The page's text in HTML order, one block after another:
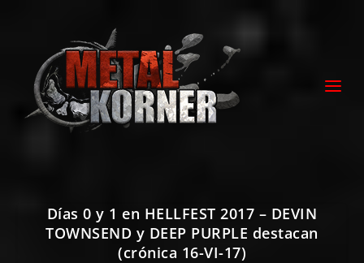
Días 0 y 1 en HELLFEST 2017 – DEVIN
TOWNSEND y DEEP PURPLE destacan
(crónica 16-VI-17)